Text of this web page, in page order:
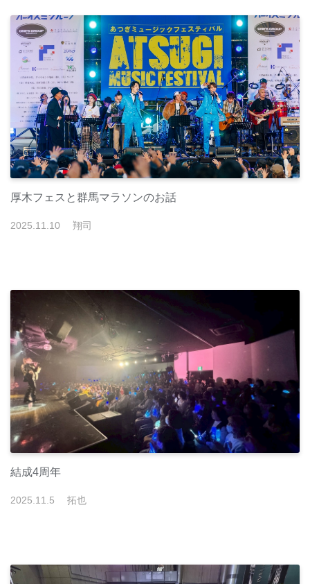
厚木フェスと群馬マラソンのお話
2025 11 10 翔司
結成4周年
2025 11 5 拓也